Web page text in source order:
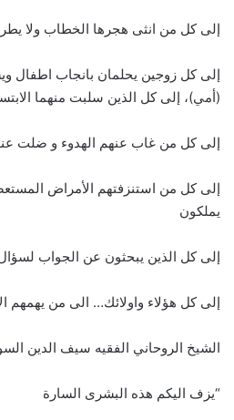
إلى كل من انثى هجرها الخطاب ولا
إلى كل زوجين يحلمان بانجاب اطفال
(أمي)، إلى كل الذين سلبت منهما
إلى كل من غاب عنهم الهدوء و ضلت
إلى كل من استنزفتهم الأمراض
يملكون
إلى كل الذين يبحثون عن الجواب
إلى كل هؤلاء واولائك… الى من يهمهم
الشيخ الروحاني الفقيه سيف الدين
“يزف اليكم هذه البشرى السارة